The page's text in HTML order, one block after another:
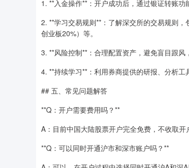
1. **入金操作**：开户成功后，通过银证转账功
2. **学习交易规则**：了解深交所的交易规则
创业板20%）等。
3. **风险控制**：合理配置资产，避免盲目跟风
4. **持续学习**：利用券商提供的研报、分析工
## 五、常见问题解答
**Q：开户需要费用吗？**
A：目前中国大陆股票开户完全免费，不收取开
**Q：可以同时开通沪市和深市账户吗？**